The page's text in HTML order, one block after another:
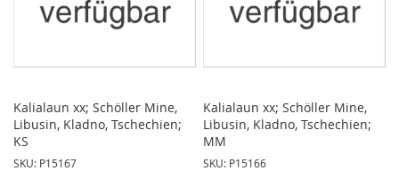
Kalialaun xx; Schöller Mine,
Libusin, Kladno, Tschechien;
KS
SKU: P15167
Kalialaun xx; Schöller Mine,
Libusin, Kladno, Tschechien;
MM
SKU: P15166